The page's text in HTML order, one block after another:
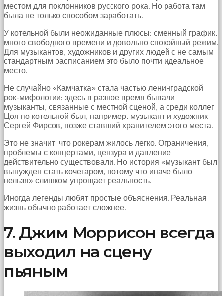
местом для поклонников русского рока. Но работа там
была не только способом заработать.
У котельной были неожиданные плюсы: сменный график,
много свободного времени и довольно спокойный режим.
Для музыкантов, художников и других людей с не самым
стандартным расписанием это было почти идеальное
место.
Не случайно «Камчатка» стала частью ленинградской
рок-мифологии: здесь в разное время бывали
музыканты, связанные с местной сценой, а среди коллег
Цоя по котельной был, например, музыкант и художник
Сергей Фирсов, позже ставший хранителем этого места.
Это не значит, что рокерам жилось легко. Ограничения,
проблемы с концертами, цензура и давление
действительно существовали. Но история «музыкант был
вынужден стать кочегаром, потому что иначе было
нельзя» слишком упрощает реальность.
Иногда легенды любят простые объяснения. Реальная
жизнь обычно работает сложнее.
7. Джим Моррисон всегда
выходил на сцену
пьяным